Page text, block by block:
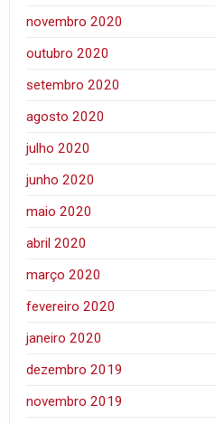
novembro 2020
outubro 2020
setembro 2020
agosto 2020
julho 2020
junho 2020
maio 2020
abril 2020
março 2020
fevereiro 2020
janeiro 2020
dezembro 2019
novembro 2019